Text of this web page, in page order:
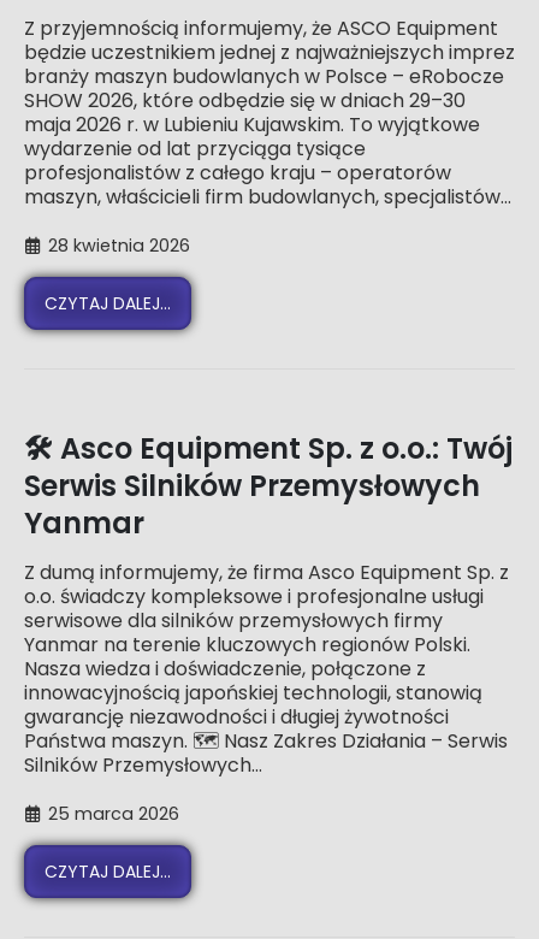
Z przyjemnością informujemy, że ASCO Equipment
będzie uczestnikiem jednej z najważniejszych imprez
branży maszyn budowlanych w Polsce – eRobocze
SHOW 2026, które odbędzie się w dniach 29–30
maja 2026 r. w Lubieniu Kujawskim. To wyjątkowe
wydarzenie od lat przyciąga tysiące
profesjonalistów z całego kraju – operatorów
maszyn, właścicieli firm budowlanych, specjalistów...
28 kwietnia 2026
CZYTAJ DALEJ...
🛠️ Asco Equipment Sp. z o.o.: Twój
Serwis Silników Przemysłowych
Yanmar
Z dumą informujemy, że firma Asco Equipment Sp. z
o.o. świadczy kompleksowe i profesjonalne usługi
serwisowe dla silników przemysłowych firmy
Yanmar na terenie kluczowych regionów Polski.
Nasza wiedza i doświadczenie, połączone z
innowacyjnością japońskiej technologii, stanowią
gwarancję niezawodności i długiej żywotności
Państwa maszyn. 🗺️ Nasz Zakres Działania – Serwis
Silników Przemysłowych...
25 marca 2026
CZYTAJ DALEJ...